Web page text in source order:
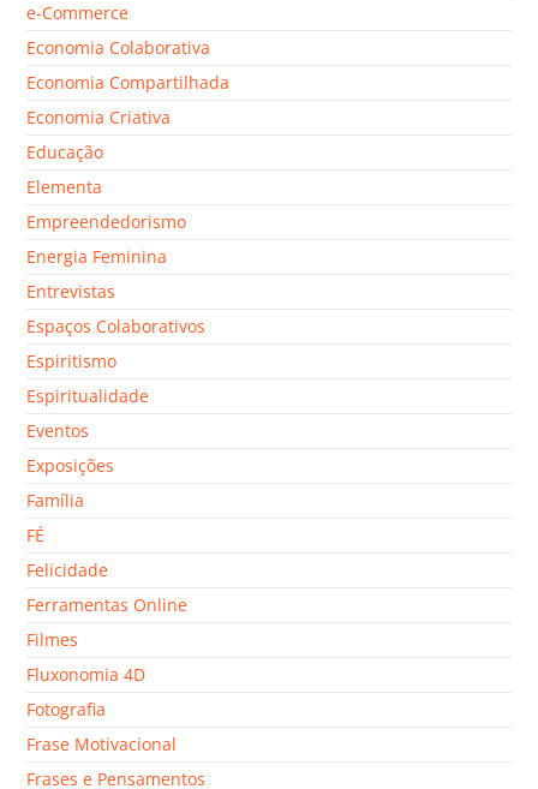
e-Commerce
Economia Colaborativa
Economia Compartilhada
Economia Criativa
Educação
Elementa
Empreendedorismo
Energia Feminina
Entrevistas
Espaços Colaborativos
Espiritismo
Espiritualidade
Eventos
Exposições
Família
FÉ
Felicidade
Ferramentas Online
Filmes
Fluxonomia 4D
Fotografia
Frase Motivacional
Frases e Pensamentos